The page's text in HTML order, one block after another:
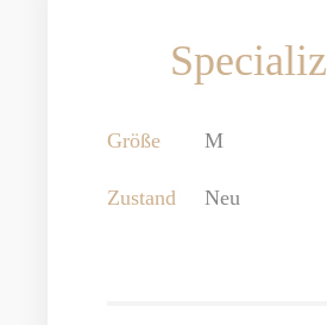
Größe M
Zustand Neu